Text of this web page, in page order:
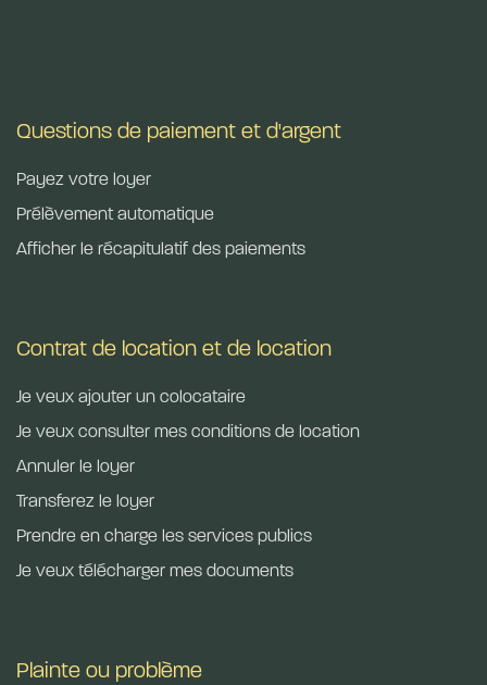
Questions de paiement et d'argent​
Payez votre loyer​
Prélèvement automatique
Afficher le récapitulatif des paiements
Contrat de location et de location
Je veux ajouter un colocataire
Je veux consulter mes conditions de location
Annuler le loyer
Transferez le loyer​
Prendre en charge les services publics
Je veux télécharger mes documents
Plainte ou problème